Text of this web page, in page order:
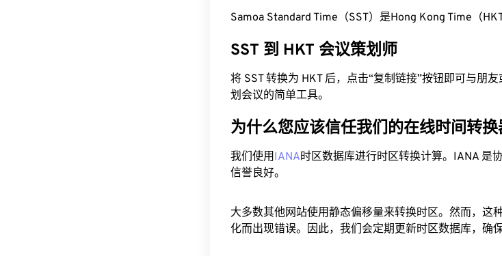
Samoa Standard Time（SST）是Hong Kong Time（
SST 到 HKT 会议策划师
将 SST 转换为 HKT 后，点击“复制链接”按钮即可与朋
划会议的简单工具。
为什么您应该信任我们的在线时间转换
我们使用IANA时区数据库进行时区转换计算。IANA 是
信誉良好。
大多数其他网站使用静态偏移量来转换时区。然而，这
化而出现错误。因此，我们会定期更新时区数据库，确